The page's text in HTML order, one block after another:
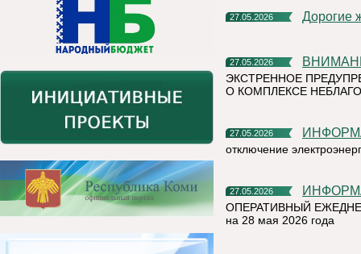
27.05.2026 Дорогие
27.05.2026
ЭКСТРЕННОЕ
О КОМПЛЕКСЕ
27.05.2026
отключение
27.05.2026
ОПЕРАТИВНЫЙ
на 28 мая 2026 года